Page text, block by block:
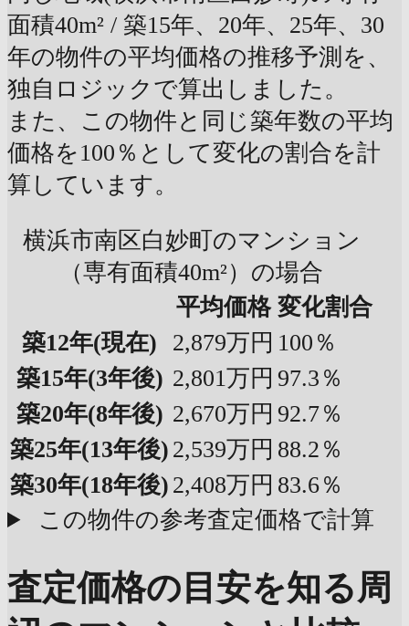
面積40m² / 築15年、20年、25年、30
年の物件の平均価格の推移予測を、
独自ロジックで算出しました。
また、この物件と同じ築年数の平均
価格を100％として変化の割合を計
算しています。
横浜市南区白妙町のマンション
（専有面積40m²）の場合
平均価格 変化割合
築12年(現在) 2,879万円 100％
築15年(3年後) 2,801万円 97.3％
築20年(8年後) 2,670万円 92.7％
築25年(13年後) 2,539万円 88.2％
築30年(18年後) 2,408万円 83.6％
この物件の参考査定価格で計算
査定価格の目安を知る周